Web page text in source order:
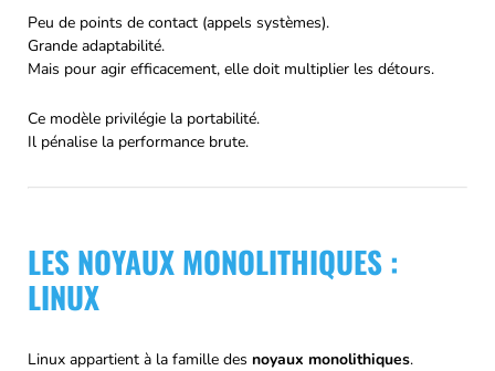
Peu de points de contact (appels systèmes).
Grande adaptabilité.
Mais pour agir efficacement, elle doit multiplier les détours.
Ce modèle privilégie la portabilité.
Il pénalise la performance brute.
LES NOYAUX MONOLITHIQUES :
LINUX
Linux appartient à la famille des noyaux monolithiques.